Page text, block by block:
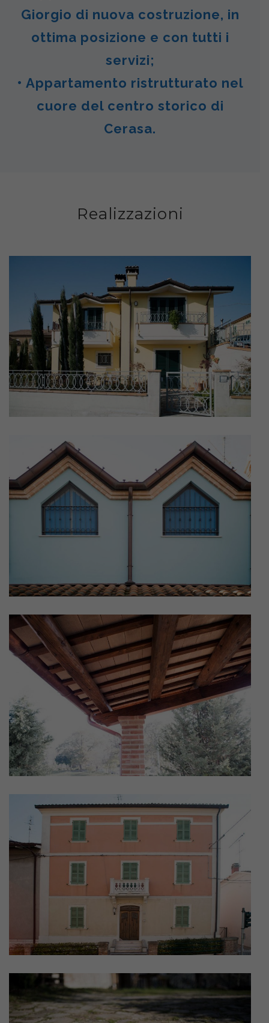
Giorgio di nuova costruzione, in
ottima posizione e con tutti i
servizi;
• Appartamento ristrutturato nel
cuore del centro storico di
Cerasa.
Realizzazioni